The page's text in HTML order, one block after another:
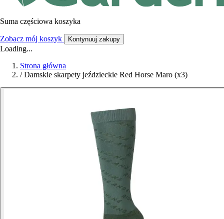
Suma częściowa koszyka
Zobacz mój koszyk Kontynuuj zakupy
Loading...
Strona główna
/ Damskie skarpety jeździeckie Red Horse Maro (x3)